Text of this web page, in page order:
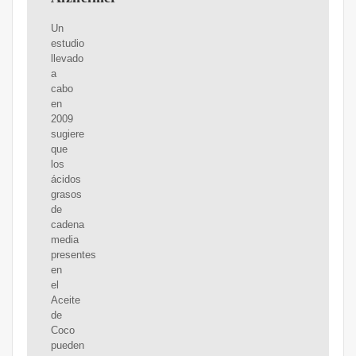
Un
estudio
llevado
a
cabo
en
2009
sugiere
que
los
ácidos
grasos
de
cadena
media
presentes
en
el
Aceite
de
Coco
pueden